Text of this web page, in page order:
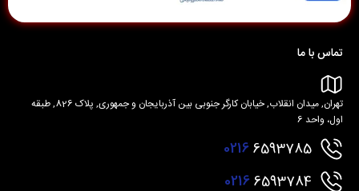
تماس با ما
تهران, میدان انقلاب, خیابان کارگر جنوبی بین آذربایجان و جمهوری, پلاک 826, طبقه
اول، واحد 6
02166593785
02166593784